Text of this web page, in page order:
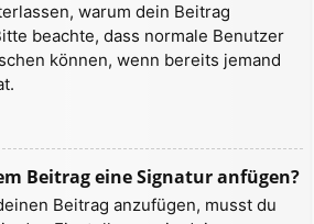
warum dein Beitrag
beachte, dass normale Benutzer
können, wenn bereits jemand
Beitrag eine Signatur anfügen?
Beitrag anzufügen, musst du